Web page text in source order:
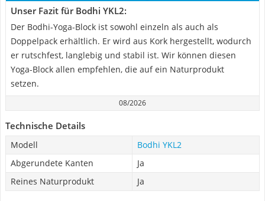
Unser Fazit für Bodhi ‎YKL2:
Der Bodhi-Yoga-Block ist sowohl einzeln als auch als
Doppelpack erhältlich. Er wird aus Kork hergestellt, wodurch
er rutschfest, langlebig und stabil ist. Wir können diesen
Yoga-Block allen empfehlen, die auf ein Naturprodukt
setzen.
08/2026
Technische Details
Modell
Bodhi ‎YKL2
Abgerundete Kanten
Ja
Reines Naturprodukt
Ja